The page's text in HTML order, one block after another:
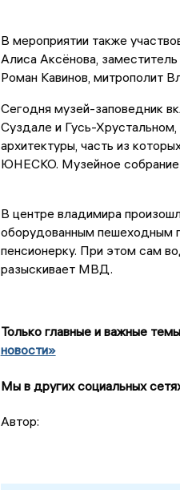
В мероприятии также
Алиса Аксёнова,
Роман Кавинов, митрополит
Сегодня музей-заповедник
Суздале и Гусь-
архитектуры, часть из
ЮНЕСКО. Музейное собрание
В центре владимира
оборудованным пешеходным
пенсионерку. При этом сам
разыскивает МВД.
Только главные и важные
новости»
Мы в других социальных
Автор: